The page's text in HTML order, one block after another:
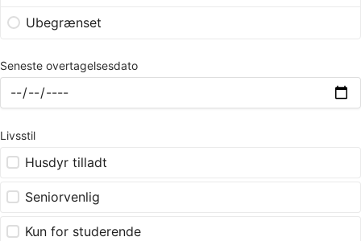
Ubegrænset
Seneste overtagelsesdato
Livsstil
Husdyr tilladt
Seniorvenlig
Kun for studerende